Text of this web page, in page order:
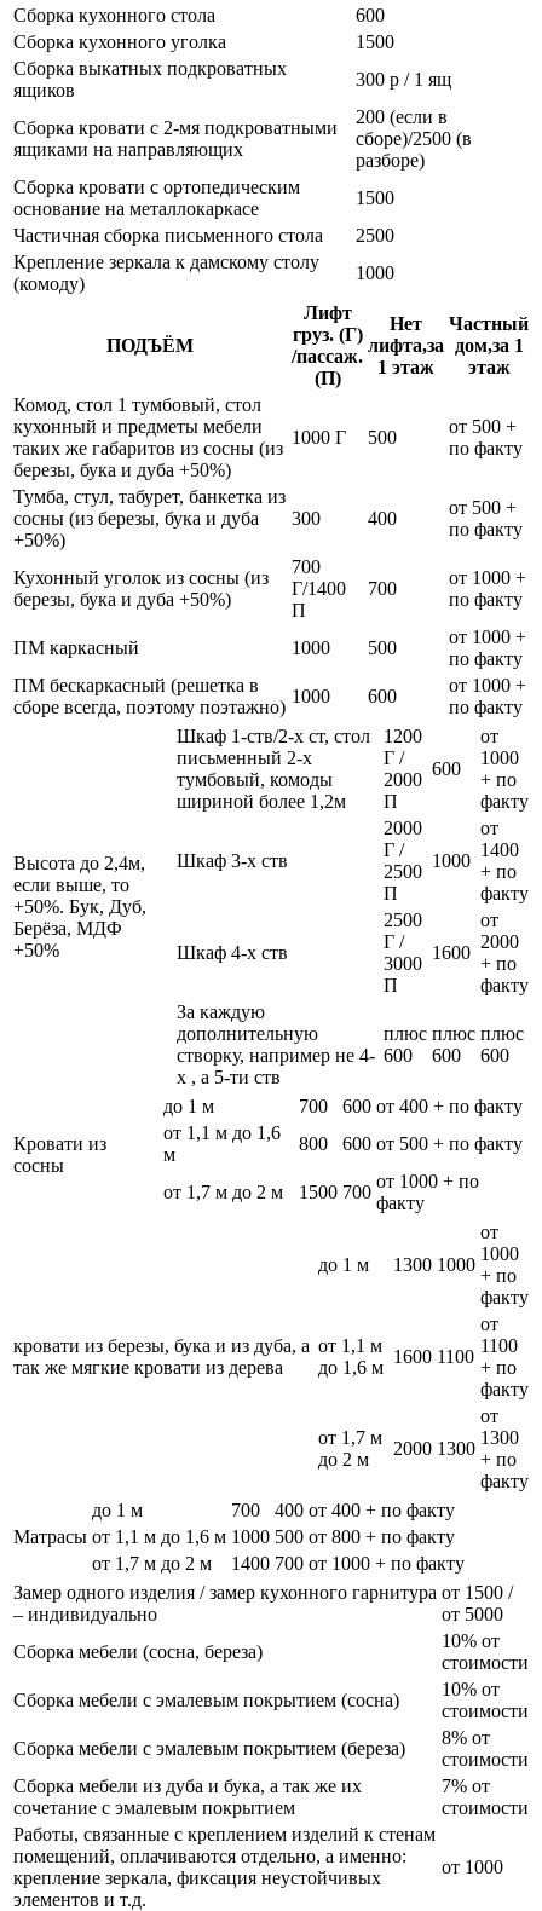
Сборка кухонного стола
600
Сборка кухонного уголка
1500
Сборка выкатных подкроватных
ящиков
300 р / 1 ящ
Сборка кровати с 2-мя подкроватными
ящиками на направляющих
200 (если в
сборе)/2500 (в
разборе)
Сборка кровати с ортопедическим
основание на металлокаркасе
1500
Частичная сборка письменного стола
2500
Крепление зеркала к дамскому столу
(комоду)
1000
ПОДЪЁМ
Лифт
груз. (Г)
/пассаж.
(П)
Нет
лифта,за
1 этаж
Частный
дом,за 1
этаж
Комод, стол 1 тумбовый, стол
кухонный и предметы мебели
таких же габаритов из сосны (из
березы, бука и дуба +50%)
1000 Г 500
от 500 +
по факту
Тумба, стул, табурет, банкетка из
сосны (из березы, бука и дуба
+50%)
300 400
от 500 +
по факту
Кухонный уголок из сосны (из
березы, бука и дуба +50%)
700
Г/1400
П
700
от 1000 +
по факту
ПМ каркасный 1000 500
от 1000 +
по факту
ПМ бескаркасный (решетка в
сборе всегда, поэтому поэтажно)
1000 600
от 1000 +
по факту
Высота до 2,4м,
если выше, то
+50%. Бук, Дуб,
Берёза, МДФ
+50%
Шкаф 1-ств/2-х ст, стол
письменный 2-х
тумбовый, комоды
шириной более 1,2м
1200
Г /
2000
П
600
от
1000
+ по
факту
Шкаф 3-х ств
2000
Г /
2500
П
1000
от
1400
+ по
факту
Шкаф 4-х ств
2500
Г /
3000
П
1600
от
2000
+ по
факту
За каждую
дополнительную
створку, например не 4-
х , а 5-ти ств
плюс
600
плюс
600
плюс
600
Кровати из
сосны
до 1 м 700 600 от 400 + по факту
от 1,1 м до 1,6
м
800 600 от 500 + по факту
от 1,7 м до 2 м 1500 700
от 1000 + по
факту
кровати из березы, бука и из дуба, а
так же мягкие кровати из дерева
до 1 м 1300 1000
от
1000
+ по
факту
от 1,1 м
до 1,6 м
1600 1100
от
1100
+ по
факту
от 1,7 м
до 2 м
2000 1300
от
1300
+ по
факту
Матрасы
до 1 м 700 400 от 400 + по факту
от 1,1 м до 1,6 м 1000 500 от 800 + по факту
от 1,7 м до 2 м
1400 700 от 1000 + по факту
Замер одного изделия / замер кухонного гарнитура
– индивидуально
от 1500 /
от 5000
Сборка мебели (сосна, береза)
10% от
стоимости
Сборка мебели с эмалевым покрытием (сосна)
10% от
стоимости
Сборка мебели с эмалевым покрытием (береза)
8% от
стоимости
Сборка мебели из дуба и бука, а так же их
сочетание с эмалевым покрытием
7% от
стоимости
Работы, связанные с креплением изделий к стенам
помещений, оплачиваются отдельно, а именно:
крепление зеркала, фиксация неустойчивых
элементов и т.д.
от 1000